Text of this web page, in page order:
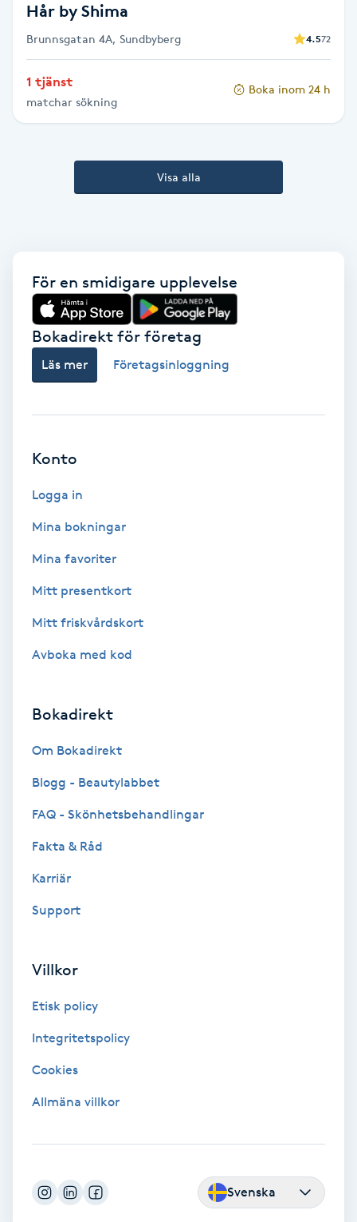
Katun fransar
Kemisk peeling
Keratinbehandling
Klangmassage
Klippning
Kosmetisk tatuering
Kroppsinpackning
Kroppspeeling
Käkledsbehandling
Kärlbehandling
Laserbehandling
LED-ljusterapi
LPG-behandling
Hår by Shima
Brunnsgatan 4A, Sundbyberg 4.572
1 tjänst
matchar sökning
Boka inom 24 h
Visa alla
För en smidigare upplevelse
Bokadirekt för företag
Läs mer Företagsinloggning
Konto
Logga in
Mina bokningar
Mina favoriter
Mitt presentkort
Mitt friskvårdskort
Avboka med kod
Bokadirekt
Om Bokadirekt
Blogg - Beautylabbet
FAQ - Skönhetsbehandlingar
Fakta & Råd
Karriär
Support
Villkor
Etisk policy
Integritetspolicy
Cookies
Allmäna villkor
Svenska